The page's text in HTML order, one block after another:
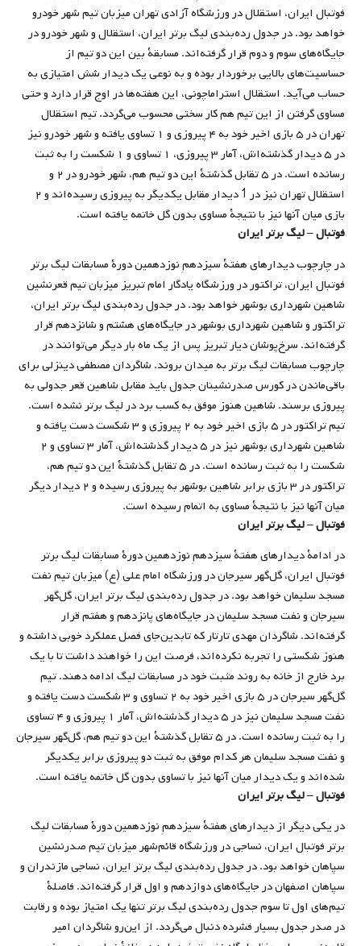
فوتبال ایران، استقلال در ورزشگاه آزادی تهران میزبان تیم شهر خودرو
خواهد بود. در جدول رده‌بندی لیگ برتر ایران، استقلال و شهر خودرو در
جایگاه‌های سوم و دوم قرار گرفته‌اند. مسابقۀ بین این دو تیم از
حساسیت‌های بالایی برخوردار بوده و به نوعی یک دیدار شش امتیازی به
حساب می‌آید. استقلال استراماچونی، این هفته‌ها در اوج قرار دارد و حتی
مساوی گرفتن از این تیم هم کار سختی محسوب می‌گردد. تیم استقلال
تهران در ۵ بازی اخیر خود به ۴ پیروزی و ۱ تساوی یافته‌ و شهر خودرو نیز
در ۵ دیدار گذشته‌اش، آمار ۳ پیروزی، ۱ تساوی و ۱ شکست را به ثبت
رسانده است. در ۵ تقابل گذشتۀ این دو تیم هم، شهر خودرو در ۲ و
استقلال تهران نیز در 1 دیدار مقابل یکدیگر به پیروزی رسیده‌اند و ۲
بازی میان آنها نیز با نتیجۀ مساوی بدون گل خاتمه یافته است.
فوتبال – لیگ برتر ایران
در چارچوب دیدارهای هفتۀ سیزدهمِ نوزدهمین دورۀ مسابقات لیگ برتر
فوتبال ایران، تراکتور در ورزشگاه یادگار امام تبریز میزبان تیم قعرنشین
شاهین شهرداری بوشهر خواهد بود. در جدول رده‌بندی لیگ برتر ایران،
تراکتور و شاهین شهرداری بوشهر در جایگاه‌های هشتم و شانزدهم قرار
گرفته‌اند. سرخ‌پوشان دیار تبریز پس از یک ماه بار دیگر می‌توانند در
چارچوب مسابقات لیگ برتر به میدان بروند. شاگردان مصطفی دینزلی برای
باقی‌ماندن در کورس صدرنشینان جدول باید مقابل شاهین قعر جدولی به
پیروزی برسند. شاهین هنوز موفق به کسب برد در لیگ برتر نشده است.
تیم تراکتور در ۵ بازی اخیر خود به ۲ پیروزی و ۳ شکست دست یافته‌ و
شاهین شهرداری بوشهر نیز در ۵ دیدار گذشته‌اش، آمار ۳ تساوی و ۲
شکست را به ثبت رسانده است. در ۵ تقابل گذشتۀ این دو تیم هم،
تراکتور در ۳ بازی برابر شاهین بوشهر به پیروزی رسیده و ۲ دیدار دیگر
میان آنها نیز با نتیجۀ مساوی به اتمام رسیده است.
فوتبال – لیگ برتر ایران
در ادامۀ دیدارهای هفتۀ سیزدهمِ نوزدهمین دورۀ مسابقات لیگ برتر
فوتبال ایران، گل‌گهر سیرجان در ورزشگاه امام علی (ع) میزبان تیم نفت
مسجد سلیمان خواهد بود. در جدول رده‌بندی لیگ برتر ایران، گل‌گهر
سیرجان و نفت مسجد سلیمان در جایگاه‌های پانزدهم و هفتم قرار
گرفته‌اند. شاگردان مهدی تارتار که تابدین‌جای فصل عملکرد خوبی داشته‌ و
هنوز شکستی را تجربه نکرده‌اند، فرصت این را خواهند داشت تا با یک
برد خارج از خانه به روند مثبت خود در مسابقات لیگ ادامه دهند. تیم
گل‌گهر سیرجان در ۵ بازی اخیر خود به ۲ تساوی و ۳ شکست دست یافته‌ و
نفت مسجد سلیمان نیز در ۵ دیدار گذشته‌اش، آمار ۱ پیروزی و ۴ تساوی
را به ثبت رسانده است. در ۵ تقابل گذشتۀ این دو تیم هم، گل‌گهر سیرجان
و نفت مسجد سلیمان هر کدام موفق به ثبت دو پیروزی برابر یکدیگر
شده‌اند و یک دیدار میان آنها نیز با تساوی بدون گل خاتمه یافته است.
فوتبال – لیگ برتر ایران
در یکی دیگر از دیدارهای هفتۀ سیزدهمِ نوزدهمین دورۀ مسابقات لیگ
برتر فوتبال ایران، نساجی در ورزشگاه قائم‌شهر میزبان تیم صدرنشین
سپاهان خواهد بود. در جدول رده‌بندی لیگ برتر ایران، نساجی مازندران و
سپاهان اصفهان در جایگاه‌های دوازدهم و اول قرار گرفته‌اند. فاصلۀ
تیم‌های اول تا سوم جدول رده‌بندی لیگ برتر تنها یک امتیاز بوده و رقابت
در صدر جدول بسیار فشرده دنبال می‌گردد. از این‌رو شاگردان امیر